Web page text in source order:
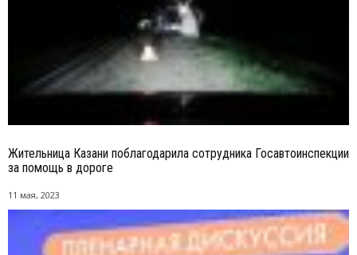
Жительница Казани поблагодарила сотрудника Госавтоинспекции
за помощь в дороге
11 мая, 2023